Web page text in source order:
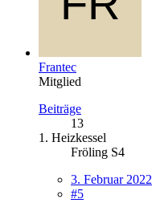
Frantec
Mitglied
Beiträge
13
1. Heizkessel
Fröling S4
3. Februar 2022
#5